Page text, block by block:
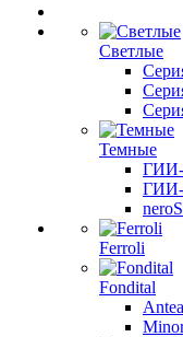
Светлые
Темные
Ferroli
Fondital
Antea